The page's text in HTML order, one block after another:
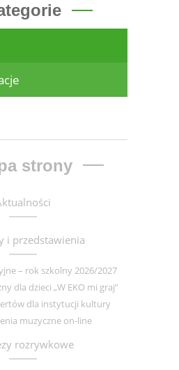
strony
i przedstawienia
– rok szkolny 2026/2027
dla dzieci „W EKO mi graj”
dla instytucji kultury
muzyczne on-line
rozrywkowe